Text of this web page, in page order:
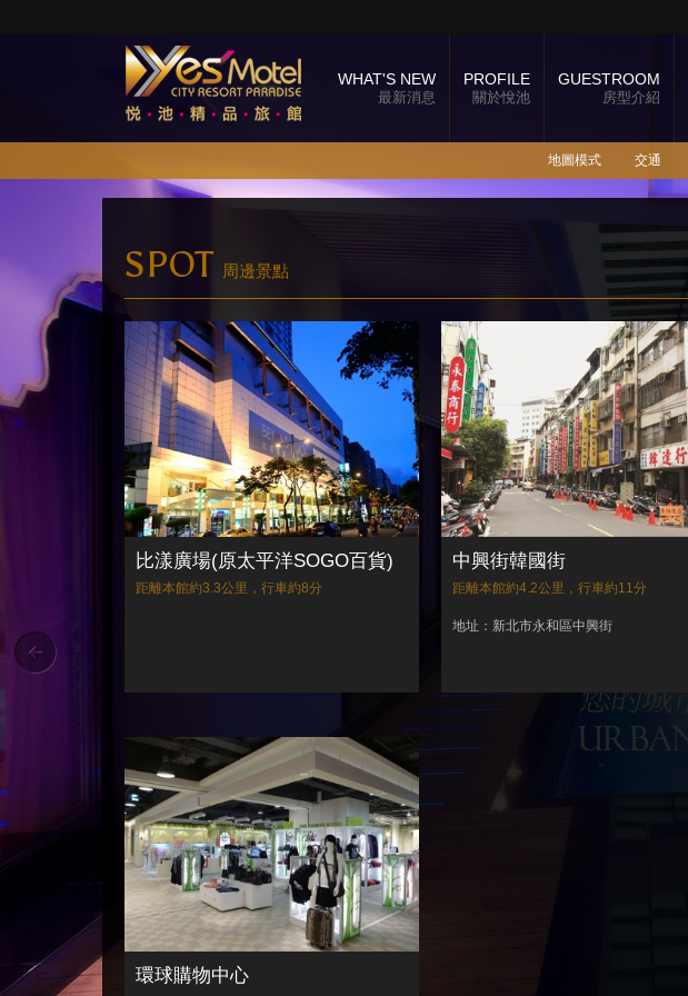
WHAT'S NEW
最新消息
PROFILE
關於悅池
GUESTROOM
房型介紹
地圖模式 交通
SPOT 周邊景點
比漾廣場(原太平洋SOGO百貨)
距離本館約3.3公里，行車約8分
中興街韓國街
距離本館約4.2公里，行車約11分
地址：新北市永和區中興街
環球購物中心